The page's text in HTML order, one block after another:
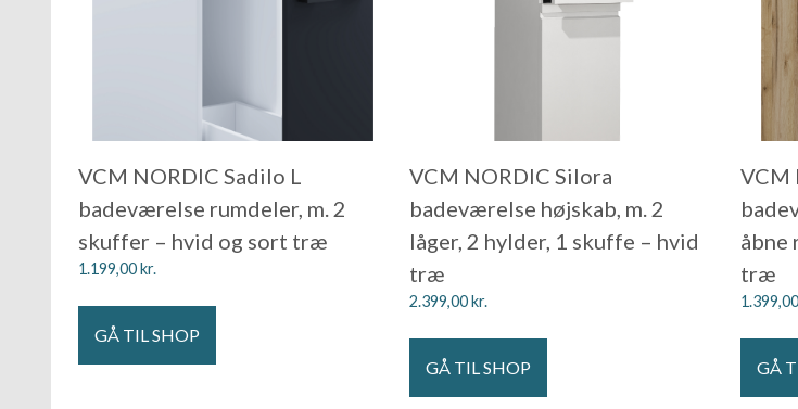
VCM NORDIC Sadilo L
badeværelse rumdeler, m. 2
skuffer – hvid og sort træ
1.199,00kr.
GÅ TIL SHOP
VCM NORDIC Silora
badeværelse højskab, m. 2
låger, 2 hylder, 1 skuffe – hvid
træ
2.399,00kr.
GÅ TIL SHOP
VCM
åbne
træ
1.399,00
GÅ